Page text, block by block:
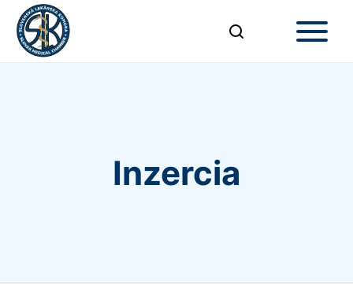
Inzercia